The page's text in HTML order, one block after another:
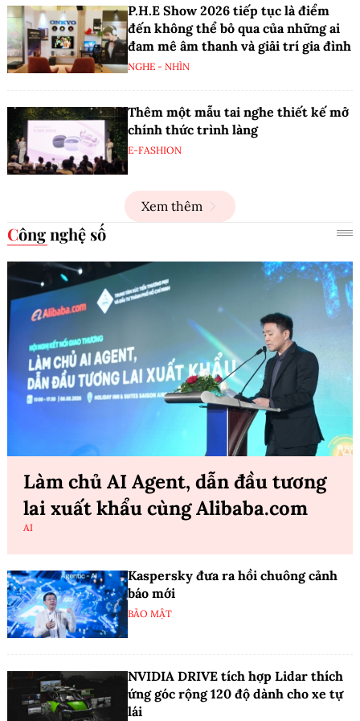
P.H.E Show 2026 tiếp tục là điểm
đến không thể bỏ qua của những ai
đam mê âm thanh và giải trí gia đình
NGHE - NHÌN
Thêm một mẫu tai nghe thiết kế mở
chính thức trình làng
E-FASHION
Xem thêm
Công nghệ số
Làm chủ AI Agent, dẫn đầu tương
lai xuất khẩu cùng Alibaba.com
AI
Kaspersky đưa ra hồi chuông cảnh
báo mới
BẢO MẬT
NVIDIA DRIVE tích hợp Lidar thích
ứng góc rộng 120 độ dành cho xe tự
lái